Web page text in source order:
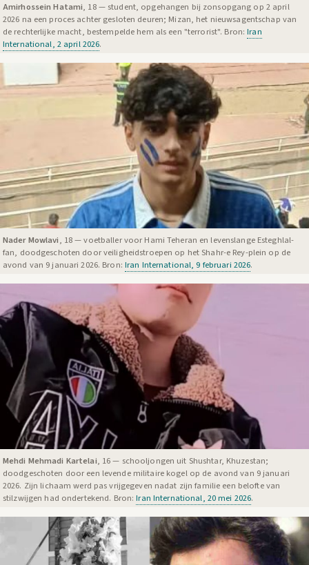
Amirhossein Hatami, 18 — student, opgehangen bij zonsopgang op 2 april
2026 na een proces achter gesloten deuren; Mizan, het nieuwsagentschap van
de rechterlijke macht, bestempelde hem als een "terrorist". Bron:Iran
International, 2 april 2026.
Nader Mowlavi, 18 — voetballer voor Hami Teheran en levenslange Esteghlal-
fan, doodgeschoten door veiligheidstroepen op het Shahr-e Rey-plein op de
avond van 9 januari 2026. Bron: Iran International, 9 februari 2026.
Mehdi Mehmadi Kartelai, 16 — schooljongen uit Shushtar, Khuzestan;
doodgeschoten door een levende militaire kogel op de avond van 9 januari
2026. Zijn lichaam werd pas vrijgegeven nadat zijn familie een belofte van
stilzwijgen had ondertekend. Bron:Iran International, 20 mei 2026.